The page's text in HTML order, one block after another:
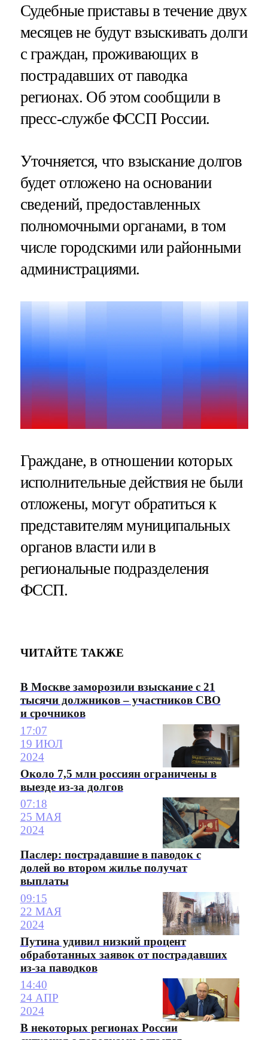
Судебные приставы в течение двух
месяцев не будут взыскивать долги
с граждан, проживающих в
пострадавших от паводка
регионах. Об этом сообщили в
пресс-службе ФССП России.
Уточняется, что взыскание долгов
будет отложено на основании
сведений, предоставленных
полномочными органами, в том
числе городскими или районными
администрациями.
Граждане, в отношении которых
исполнительные действия не были
отложены, могут обратиться к
представителям муниципальных
органов власти или в
региональные подразделения
ФССП.
ЧИТАЙТЕ ТАКЖЕ
В Москве заморозили взыскание с 21
тысячи должников – участников СВО
и срочников
17:07
19 ИЮЛ
2024
Около 7,5 млн россиян ограничены в
выезде из-за долгов
07:18
25 МАЯ
2024
Паслер: пострадавшие в паводок с
долей во втором жилье получат
выплаты
09:15
22 МАЯ
2024
Путина удивил низкий процент
обработанных заявок от пострадавших
из-за паводков
14:40
24 АПР
2024
В некоторых регионах России